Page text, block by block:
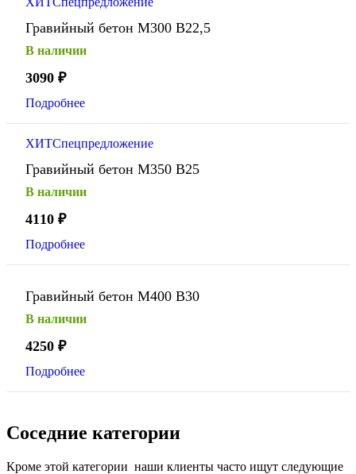
Гравийный бетон М300 В22,5
В наличии
3090 ₽
Подробнее
ХИТСпецпредложение
Гравийный бетон М350 В25
В наличии
4110 ₽
Подробнее
Гравийный бетон М400 В30
В наличии
4250 ₽
Подробнее
Соседние категории
Кроме этой категории наши клиенты часто ищут следующие